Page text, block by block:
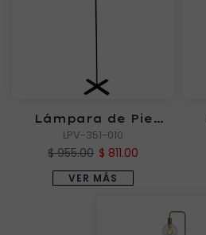
Lámpara de Pie
KAIRI Blanca
LPV-351-010
$ 955.00 $ 811.00
VER MÁS